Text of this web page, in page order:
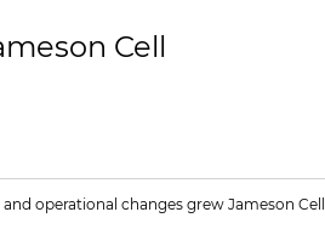
Cell
operational changes grew Jameson